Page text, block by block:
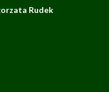
Rudek